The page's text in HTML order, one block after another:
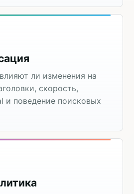
ли изменения на
скорость,
и поведение поисковых